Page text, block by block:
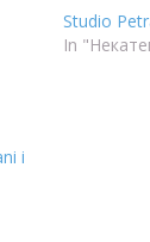
Studio
In
i